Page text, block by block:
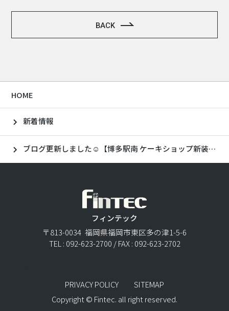
BACK
HOME
新着情報
ブログ更新しました☺【博多駅南 ケーキショップ新装工事🍰】
フィンテック
〒813-0034 福岡県福岡市東区多の津1-5-6
TEL : 092-623-2700 / FAX : 092-623-2702
PRIVACY POLICY
SITEMAP
Copyright © Fintec. all right reserved.